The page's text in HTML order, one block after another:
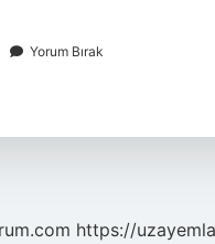
Yorum Bırak
https://